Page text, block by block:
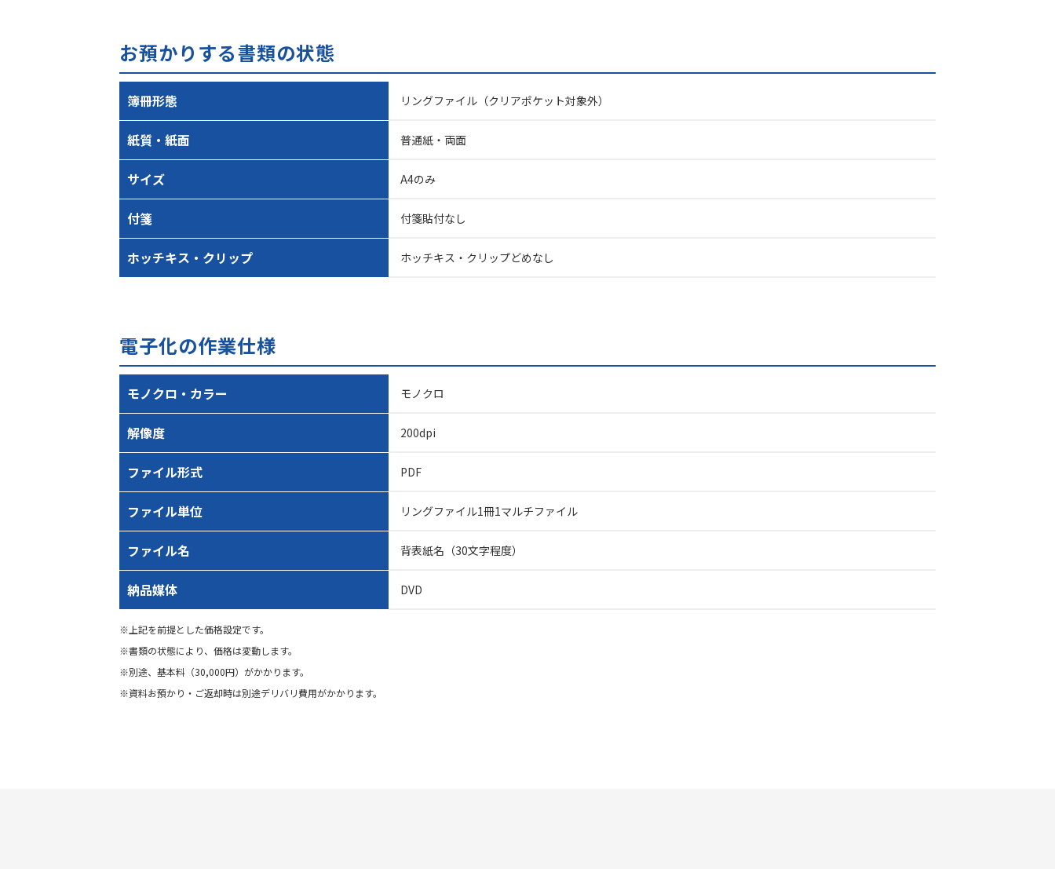
お預かりする書類の状態
簿冊形態 リングファイル（クリアポケット対象外）
紙質・紙面 普通紙・両面
サイズ A4のみ
付箋 付箋貼付なし
ホッチキス・クリップ ホッチキス・クリップどめなし
電子化の作業仕様
モノクロ・カラー モノクロ
解像度 200dpi
ファイル形式 PDF
ファイル単位 リングファイル1冊1マルチファイル
ファイル名 背表紙名（30文字程度）
納品媒体 DVD
※上記を前提とした価格設定です。
※書類の状態により、価格は変動します。
※別途、基本料（30,000円）がかかります。
※資料お預かり・ご返却時は別途デリバリ費用がかかります。